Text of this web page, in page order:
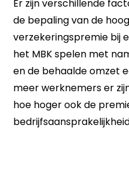
Er zijn verschillende
de bepaling van de
verzekeringspremie bij
het MBK spelen met
en de behaalde omzet
meer werknemers er
hoe hoger ook de